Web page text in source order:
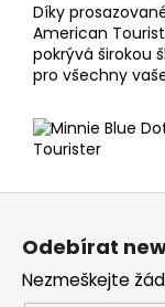
Díky
American
pokrývá širokou
pro všechny
Odebírat
Nezmeškejte